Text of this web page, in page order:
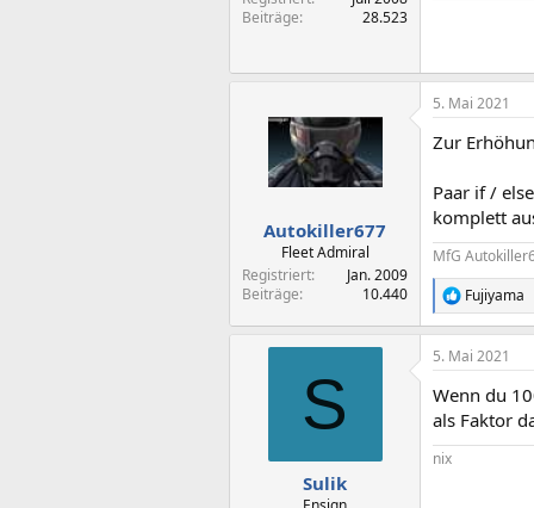
Beiträge
28.523
Autokiller677
Fleet Admiral
Registriert
Jan. 2009
Beiträge
10.440
5. Mai 2021
Zur
Paar if /
komplett
MfG
R
e
a
k
i
o
e
Fujiyama
S
Sulik
5. Mai 2021
Wenn du
als Faktor
nix